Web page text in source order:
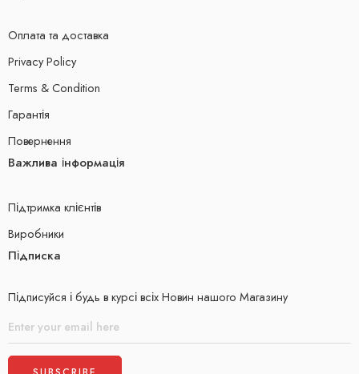
Оплата та доставка
Privacy Policy
Terms & Condition
Гарантія
Повернення
Важлива інформація
Підтримка клієнтів
Виробники
Підписка
Підписуйся і будь в курсі всіх Новин нашого Магазину